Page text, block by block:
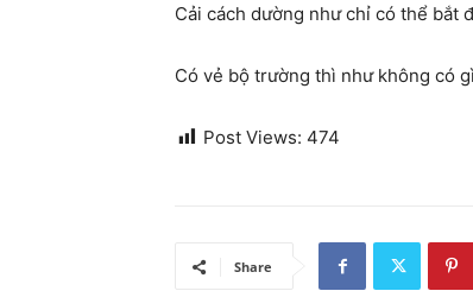
Cải cách dường như chỉ có thể bắt
Có vẻ bộ trường thì như không có
Post Views: 474
Share